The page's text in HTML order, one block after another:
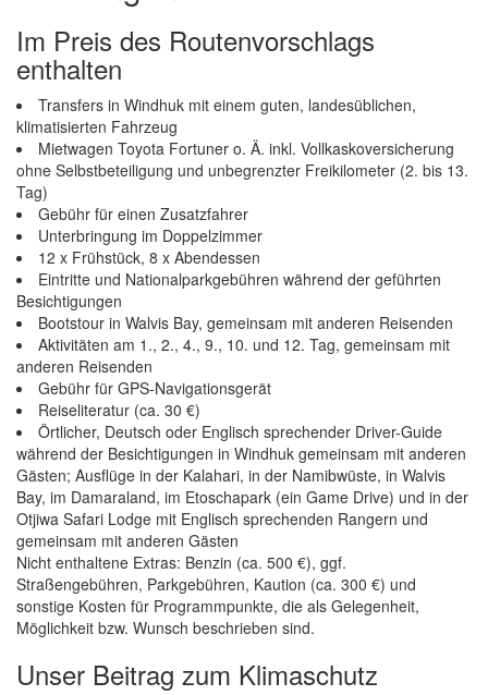
Im Preis des Routenvorschlags
enthalten
Transfers in Windhuk mit einem guten, landesüblichen,
klimatisierten Fahrzeug
Mietwagen Toyota Fortuner o. Ä. inkl. Vollkaskoversicherung
ohne Selbstbeteiligung und unbegrenzter Freikilometer (2. bis 13.
Tag)
Gebühr für einen Zusatzfahrer
Unterbringung im Doppelzimmer
12 x Frühstück, 8 x Abendessen
Eintritte und Nationalparkgebühren während der geführten
Besichtigungen
Bootstour in Walvis Bay, gemeinsam mit anderen Reisenden
Aktivitäten am 1., 2., 4., 9., 10. und 12. Tag, gemeinsam mit
anderen Reisenden
Gebühr für GPS-Navigationsgerät
Reiseliteratur (ca. 30 €)
Örtlicher, Deutsch oder Englisch sprechender Driver-Guide
während der Besichtigungen in Windhuk gemeinsam mit anderen
Gästen; Ausflüge in der Kalahari, in der Namibwüste, in Walvis
Bay, im Damaraland, im Etoschapark (ein Game Drive) und in der
Otjiwa Safari Lodge mit Englisch sprechenden Rangern und
gemeinsam mit anderen Gästen
Nicht enthaltene Extras: Benzin (ca. 500 €), ggf.
Straßengebühren, Parkgebühren, Kaution (ca. 300 €) und
sonstige Kosten für Programmpunkte, die als Gelegenheit,
Möglichkeit bzw. Wunsch beschrieben sind.
Unser Beitrag zum Klimaschutz